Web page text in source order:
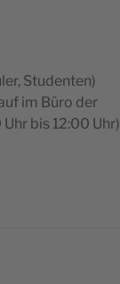
Studenten)
im Büro der
bis 12:00 Uhr)